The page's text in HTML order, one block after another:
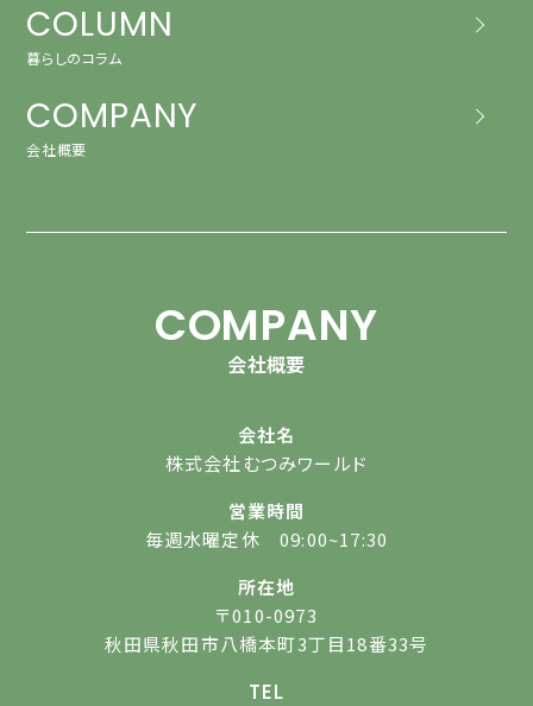
COLUMN
暮らしのコラム
COMPANY
会社概要
COMPANY
会社概要
会社名
株式会社むつみワールド
営業時間
毎週水曜定休 09:00~17:30
所在地
〒010-0973
秋田県秋田市八橋本町3丁目18番33号
TEL